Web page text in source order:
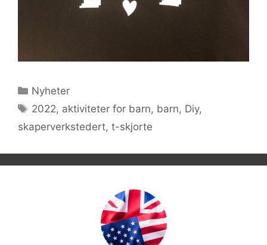
Kategorier
Nyheter
Stikkord
2022, aktiviteter for barn, barn, Diy,
skaperverkstedert, t-skjorte